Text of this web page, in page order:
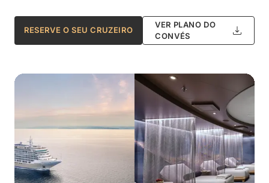
RESERVE O SEU CRUZEIRO
VER PLANO DO
CONVÉS